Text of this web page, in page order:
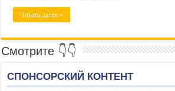
Читать далее »
Смотрите 👇👇